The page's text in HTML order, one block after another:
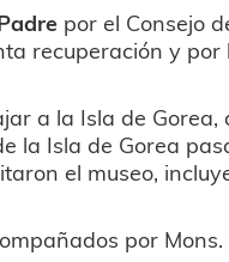
por el Consejo
recuperación y
a la Isla de
la Isla de Gorea
el museo,
por